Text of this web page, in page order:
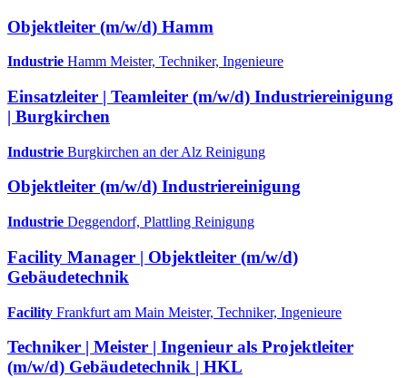
Objektleiter (m/w/d) Hamm
Industrie Hamm Meister, Techniker, Ingenieure
Einsatzleiter | Teamleiter (m/w/d) Industriereinigung
| Burgkirchen
Industrie Burgkirchen an der Alz Reinigung
Objektleiter (m/w/d) Industriereinigung
Industrie Deggendorf, Plattling Reinigung
Facility Manager | Objektleiter (m/w/d)
Gebäudetechnik
Facility Frankfurt am Main Meister, Techniker, Ingenieure
Techniker | Meister | Ingenieur als Projektleiter
(m/w/d) Gebäudetechnik | HKL